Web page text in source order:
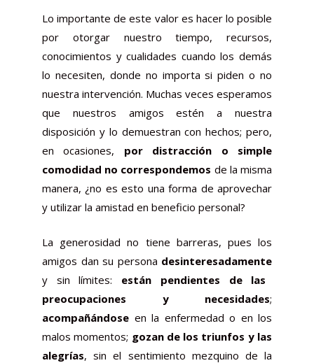
Lo importante de este valor es hacer lo posible
por otorgar nuestro tiempo, recursos,
conocimientos y cualidades cuando los demás
lo necesiten, donde no importa si piden o no
nuestra intervención. Muchas veces esperamos
que nuestros amigos estén a nuestra
disposición y lo demuestran con hechos; pero,
en ocasiones, por distracción o simple
comodidad no correspondemos de la misma
manera, ¿no es esto una forma de aprovechar
y utilizar la amistad en beneficio personal?
La generosidad no tiene barreras, pues los
amigos dan su persona desinteresadamente
y sin límites: están pendientes de las
preocupaciones y necesidades;
acompañándose en la enfermedad o en los
malos momentos; gozan de los triunfos y las
alegrías, sin el sentimiento mezquino de la